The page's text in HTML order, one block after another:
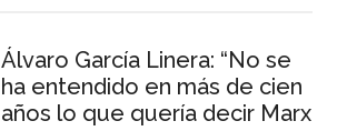
Álvaro García Linera: “No se
ha entendido en más de cien
años lo que quería decir Marx